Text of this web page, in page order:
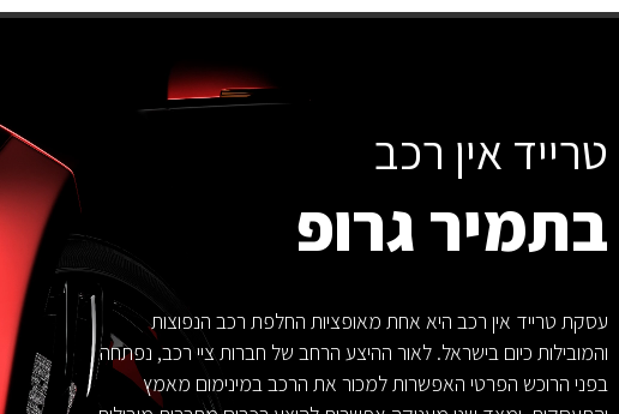
טרייד אין רכב
בתמיר גרופ
עסקת טרייד אין רכב היא אחת מאופציות החלפת רכב הנפוצות
והמובילות כיום בישראל. לאור ההיצע הרחב של חברות ציי רכב, נפתחה
בפני הרוכש הפרטי האפשרות למכור את הרכב במינימום מאמץ